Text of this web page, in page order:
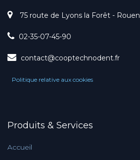
75 route de Lyons la Forêt - Rouen
02-35-07-45-90
contact@cooptechnodent.fr
Politique relative aux cookies
Produits & Services
Accueil